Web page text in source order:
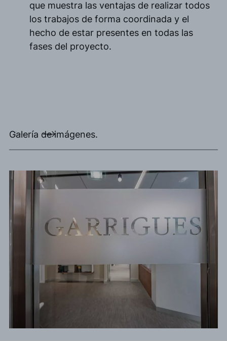
que muestra las ventajas de realizar todos
los trabajos de forma coordinada y el
hecho de estar presentes en todas las
fases del proyecto.
Galería de imágenes.